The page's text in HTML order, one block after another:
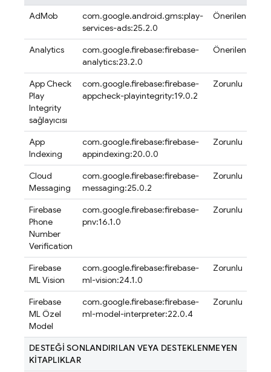
AdMob
com.google.android.gms:play-
services-ads:25.2.0
Önerilen
Analytics
com.google.firebase:firebase-
analytics:23.2.0
Önerilen
App Check
Play
Integrity
sağlayıcısı
com.google.firebase:firebase-
appcheck-playintegrity:19.0.2
Zorunlu
App
Indexing
com.google.firebase:firebase-
appindexing:20.0.0
Zorunlu
Cloud
Messaging
com.google.firebase:firebase-
messaging:25.0.2
Zorunlu
Firebase
Phone
Number
Verification
com.google.firebase:firebase-
pnv:16.1.0
Zorunlu
Firebase
MLVision
com.google.firebase:firebase-
ml-vision:24.1.0
Zorunlu
Firebase
MLÖzel
Model
com.google.firebase:firebase-
ml-model-interpreter:22.0.4
Zorunlu
DESTEĞİ SONLANDIRILAN VEYA DESTEKLENMEYEN
KİTAPLIKLAR